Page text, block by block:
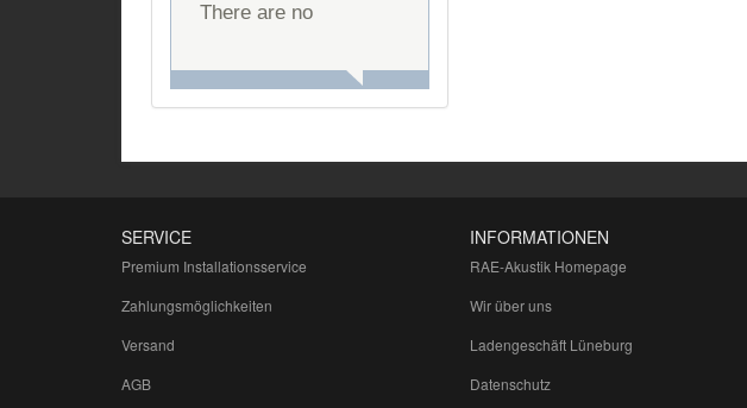
There are no
SERVICE
Premium Installationsservice
Zahlungsmöglichkeiten
Versand
AGB
INFORMATIONEN
RAE-Akustik Homepage
Wir über uns
Ladengeschäft Lüneburg
Datenschutz